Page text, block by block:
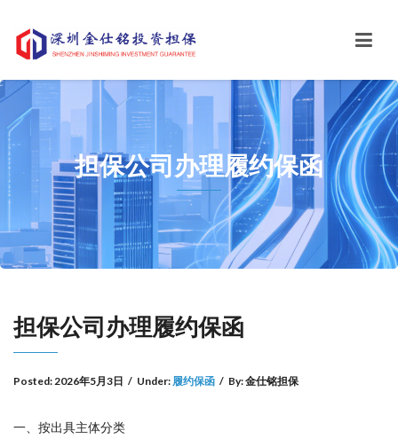
担保公司办理履约保函
担保公司办理履约保函
Posted:2026年5月3日 / Under: 履约保函 / By:金仕铭担保
一、按出具主体分类